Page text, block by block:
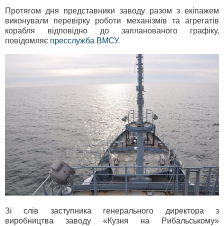
Протягом дня представники заводу разом з екіпажем
виконували перевірку роботи механізмів та агрегатів
корабля відповідно до запланованого графіку,
повідомляє пресслужба ВМСУ.
Зі слів заступника генерального директора з
виробництва заводу «Кузня на Рибальському»